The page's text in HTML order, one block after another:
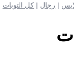
رجال كل التوبات